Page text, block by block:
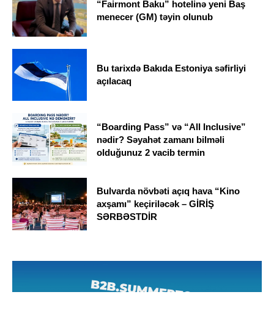
“Fairmont Baku” hotelinə yeni Baş
menecer (GM) təyin olunub
Bu tarixdə Bakıda Estoniya səfirliyi
açılacaq
“Boarding Pass” və “All Inclusive”
nədir? Səyahət zamanı bilməli
olduğunuz 2 vacib termin
Bulvarda növbəti açıq hava “Kino
axşamı” keçiriləcək – GİRİŞ
SƏRBƏSTDİR